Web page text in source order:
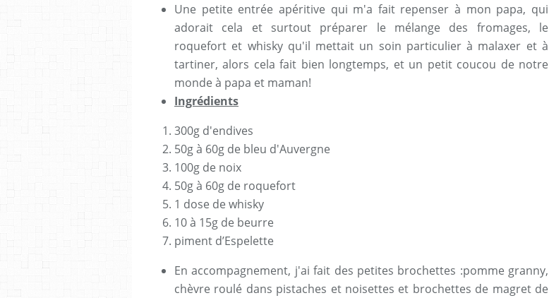
Une petite entrée apéritive qui m'a fait repenser à mon papa, qui
adorait cela et surtout préparer le mélange des fromages, le
roquefort et whisky qu'il mettait un soin particulier à malaxer et à
tartiner, alors cela fait bien longtemps, et un petit coucou de notre
monde à papa et maman!
Ingrédients
300g d'endives
50g à 60g de bleu d'Auvergne
100g de noix
50g à 60g de roquefort
1 dose de whisky
10 à 15g de beurre
piment d’Espelette
En accompagnement, j'ai fait des petites brochettes :pomme granny,
chèvre roulé dans pistaches et noisettes et brochettes de magret de